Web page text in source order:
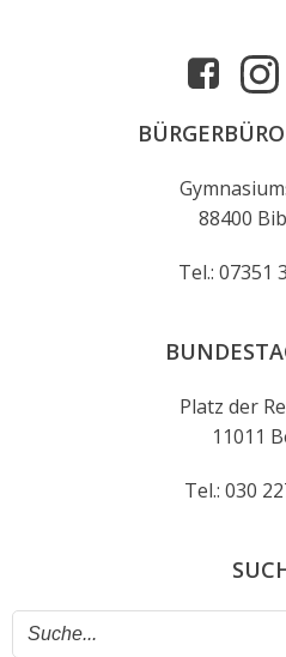
88400
Tel.: 07351
Platz der
11011
Tel.: 030